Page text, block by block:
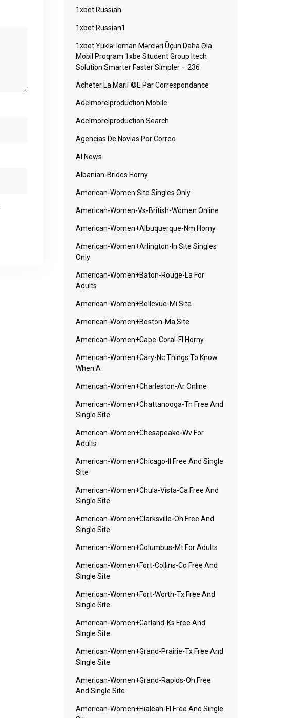
1xbet Russian
1xbet Russian1
1xbet Yüklə: Idman Mərcləri Üçün Daha Əla
Mobil Proqram 1xbe Student Group Itech
Solution Smarter Faster Simpler – 236
Acheter La MariГ©e Par Correspondance
Adelmorelproduction Mobile
Adelmorelproduction Search
Agencias De Novias Por Correo
AI News
Albanian-Brides Horny
American-Women Site Singles Only
American-Women-Vs-British-Women Online
American-Women+albuquerque-Nm Horny
American-Women+arlington-In Site Singles
Only
American-Women+baton-Rouge-La For
Adults
American-Women+bellevue-Mi Site
American-Women+boston-Ma Site
American-Women+cape-Coral-Fl Horny
American-Women+cary-Nc Things To Know
When A
American-Women+charleston-Ar Online
American-Women+chattanooga-Tn Free And
Single Site
American-Women+chesapeake-Wv For
Adults
American-Women+chicago-Il Free And Single
Site
American-Women+chula-Vista-Ca Free And
Single Site
American-Women+clarksville-Oh Free And
Single Site
American-Women+columbus-Mt For Adults
American-Women+fort-Collins-Co Free And
Single Site
American-Women+fort-Worth-Tx Free And
Single Site
American-Women+garland-Ks Free And
Single Site
American-Women+grand-Prairie-Tx Free And
Single Site
American-Women+grand-Rapids-Oh Free
And Single Site
American-Women+hialeah-Fl Free And Single